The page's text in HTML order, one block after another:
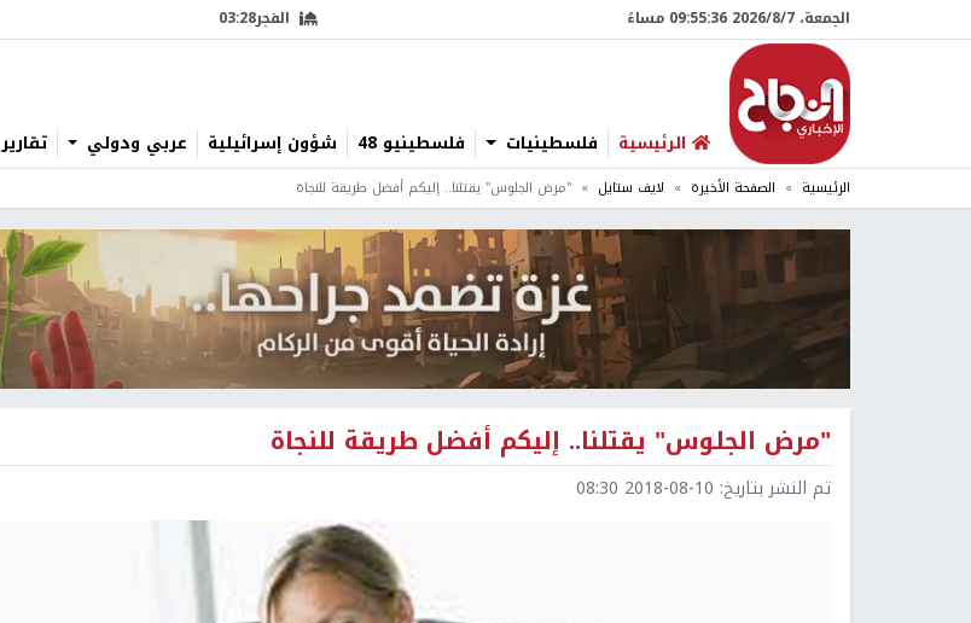
الجمعة، 7/‏8/‏2026 09:55:37 مساءً الفجر03:28
الرئيسية فلسطينيات فلسطينيو 48 شؤون إسرائيلية عربي ودولي تقارير
الرئيسية الصفحة الأخيرة لايف ستايل "مرض الجلوس" يقتلنا.. إليكم أفضل طريقة للنجاة
"مرض الجلوس" يقتلنا.. إليكم أفضل طريقة للنجاة
تم النشر بتاريخ: 2018-08-10 08:30